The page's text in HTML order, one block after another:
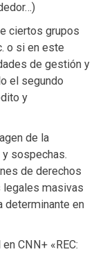
ciertos grupos
o si en este
de gestión y
el segundo
y
de la
sospechas.
de derechos
legales masivas
determinante en
CNN+ «REC: